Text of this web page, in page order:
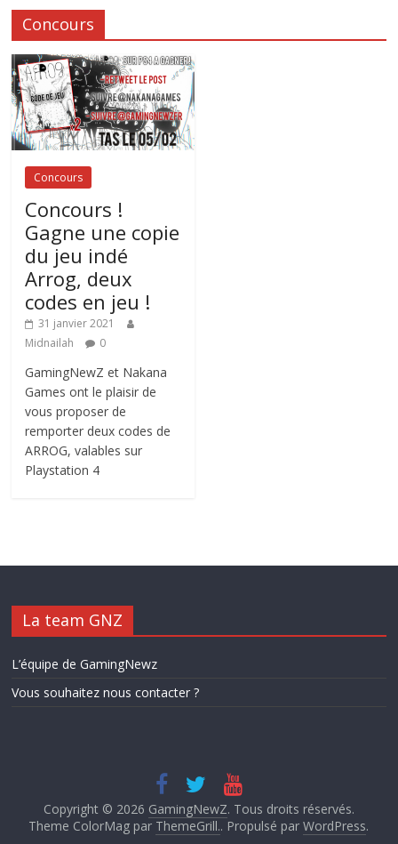
Concours
Concours
Concours !
Gagne une copie
du jeu indé
Arrog, deux
codes en jeu !
31 janvier 2021
Midnailah
0
GamingNewZ et Nakana
Games ont le plaisir de
vous proposer de
remporter deux codes de
ARROG, valables sur
Playstation 4
La team GNZ
L’équipe de GamingNewz
Vous souhaitez nous contacter ?
Copyright © 2026 GamingNewZ. Tous droits réservés.
Theme ColorMag par ThemeGrill.. Propulsé parWordPress.